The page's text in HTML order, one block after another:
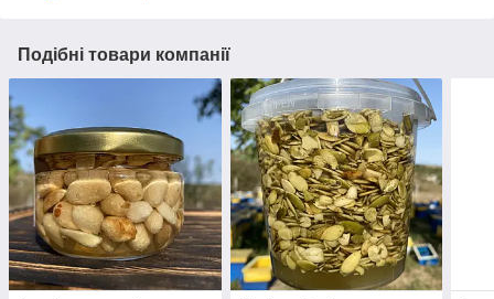
Подібні товари компанії